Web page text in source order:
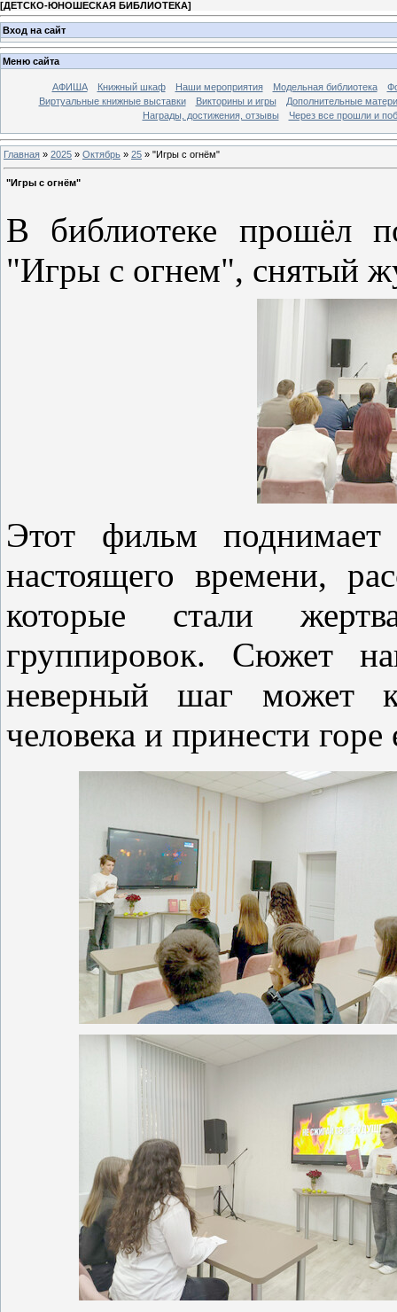
[ДЕТСКО-ЮНОШЕСКАЯ БИБЛИОТЕКА]
Вход на сайт
Меню сайта
АФИША Книжный шкаф Наши мероприятия Модельная библиотека
Виртуальные книжные выставки
Викторины и игры
Дополнительные
Награды, достижения, отзывы
Через все прошли и
Главная » 2025 » Октябрь » 25 » "Игры с огнём"
"Игры с огнём"
В библиотеке прошёл
"Игры с огнем", снятый
Этот фильм
настоящего времени,
которые стали
группировок. Сюжет
неверный шаг может
человека и принести горе